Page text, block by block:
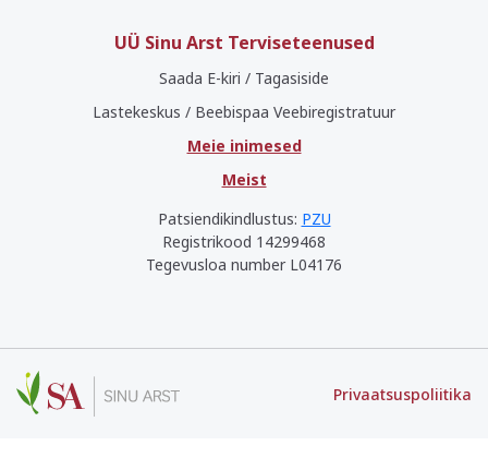
UÜ Sinu Arst Terviseteenused
Saada E-kiri / Tagasiside
Lastekeskus / Beebispaa Veebiregistratuur
Meie inimesed
Meist
Patsiendikindlustus: PZU
Registrikood 14299468
Tegevusloa number L04176
Privaatsuspoliitika